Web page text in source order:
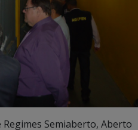
Semiaberto, Aberto